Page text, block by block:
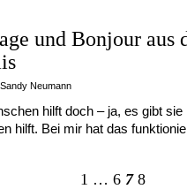
und Bonjour aus
Sandy Neumann
hilft doch – ja, es gibt
hilft. Bei mir hat das
1 … 6 7 8